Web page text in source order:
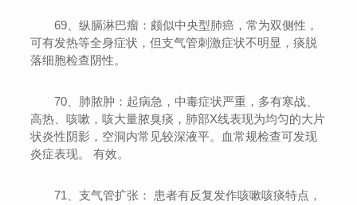
69、纵膈淋巴瘤：颇似中央型肺癌，常为双侧性，
可有发热等全身症状，但支气管刺激症状不明显，痰脱
落细胞检查阴性。
70、肺脓肿：起病急，中毒症状严重，多有寒战、
高热、咳嗽，咳大量脓臭痰，肺部X线表现为均匀的大片
状炎性阴影，空洞内常见较深液平。血常规检查可发现
炎症表现。 有效。
71、支气管扩张： 患者有反复发作咳嗽咳痰特点，